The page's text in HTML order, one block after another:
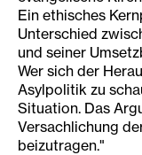
Ein ethisches
Unterschied
und seiner
Wer sich der
Asylpolitik zu
Situation. Das
Versachlichung
beizutragen."